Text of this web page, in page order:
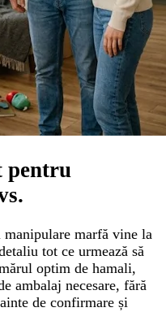
pentru
marfă vine la
tot ce urmează să
optim de hamali,
ambalaj necesare, fără
de confirmare și